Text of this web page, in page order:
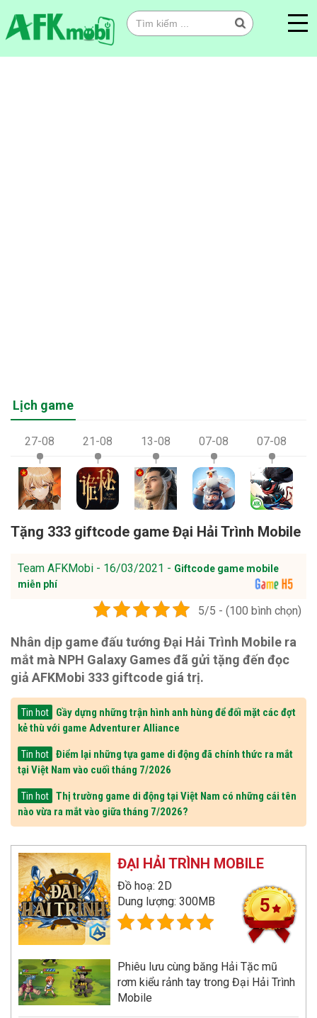
Lịch game
27-08 21-08 13-08 07-08 07-08
Tặng 333 giftcode game Đại Hải Trình Mobile
Team AFKMobi - 16/03/2021 - Giftcode game mobile
miễn phí
5/5 - (100 bình chọn)
Nhân dịp game đấu tướng Đại Hải Trình Mobile ra
mắt mà NPH Galaxy Games đã gửi tặng đến đọc
giả AFKMobi 333 giftcode giá trị.
Tin hot
Gầy dựng những trận hình anh hùng để đối mặt các đợt
kẻ thù với game Adventurer Alliance
Tin hot
Điểm lại những tựa game di động đã chính thức ra mắt
tại Việt Nam vào cuối tháng 7/2026
Tin hot
Thị trường game di động tại Việt Nam có những cái tên
nào vừa ra mắt vào giữa tháng 7/2026?
ĐẠI HẢI TRÌNH MOBILE
Đồ hoạ: 2D
Dung lượng: 300MB
5
Phiêu lưu cùng băng Hải Tặc mũ
rơm kiểu rảnh tay trong Đại Hải Trình
Mobile